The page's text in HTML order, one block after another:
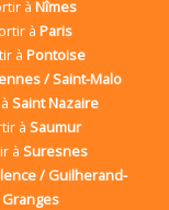
à Nîmes
à Paris
à Pontoise
/ Saint-Malo
àSaint Nazaire
àSaumur
àSuresnes
/ Guilherand-
Granges